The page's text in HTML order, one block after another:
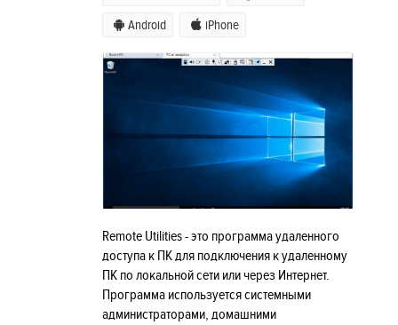
Android iPhone
Remote Utilities - это программа удаленного
доступа к ПК для подключения к удаленному
ПК по локальной сети или через Интернет.
Программа используется системными
администраторами, домашними